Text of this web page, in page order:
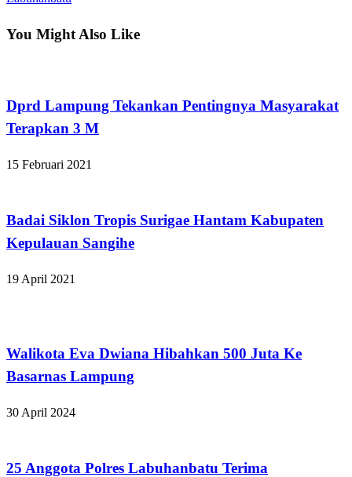
You Might Also Like
Dprd Lampung Tekankan Pentingnya Masyarakat
Terapkan 3 M
15 Februari 2021
Badai Siklon Tropis Surigae Hantam Kabupaten
Kepulauan Sangihe
19 April 2021
Walikota Eva Dwiana Hibahkan 500 Juta Ke
Basarnas Lampung
30 April 2024
25 Anggota Polres Labuhanbatu Terima